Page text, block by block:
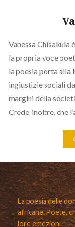
Vanessa Chisakula
la propria voce
la poesia porta alla
ingiustizie sociali
margini della
Crede, inoltre, che
La poesia delle
africane. Poete,
loro emozioni.